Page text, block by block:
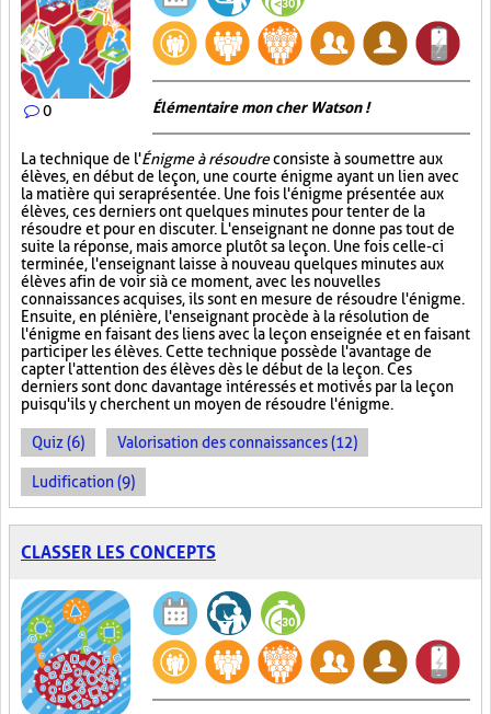
0 Élémentaire mon cher Watson !
La technique de l'Énigme à résoudreconsiste à soumettre aux
élèves, en début de leçon, une courte énigme ayant un lien avec
la matière qui sera présentée. Une fois l'énigme présentée aux
élèves, ces derniers ont quelques minutes pour tenter de la
résoudre et pour en discuter. L'enseignant ne donne pas tout de
suite la réponse, mais amorce plutôt sa leçon. Une fois celle-ci
terminée, l'enseignant laisse à nouveau quelques minutes aux
élèves afin de voir si à ce moment, avec les nouvelles
connaissances acquises, ils sont en mesure de résoudre l'énigme.
Ensuite, en plénière, l'enseignant procède à la résolution de
l'énigme en faisant des liens avec la leçon enseignée et en faisant
participer les élèves. Cette technique possède l'avantage de
capter l'attention des élèves dès le début de la leçon. Ces
derniers sont donc davantage intéressés et motivés par la leçon
puisqu'ils y cherchent un moyen de résoudre l'énigme.
Quiz (6) Valorisation des connaissances (12)
Ludification (9)
CLASSER LES CONCEPTS